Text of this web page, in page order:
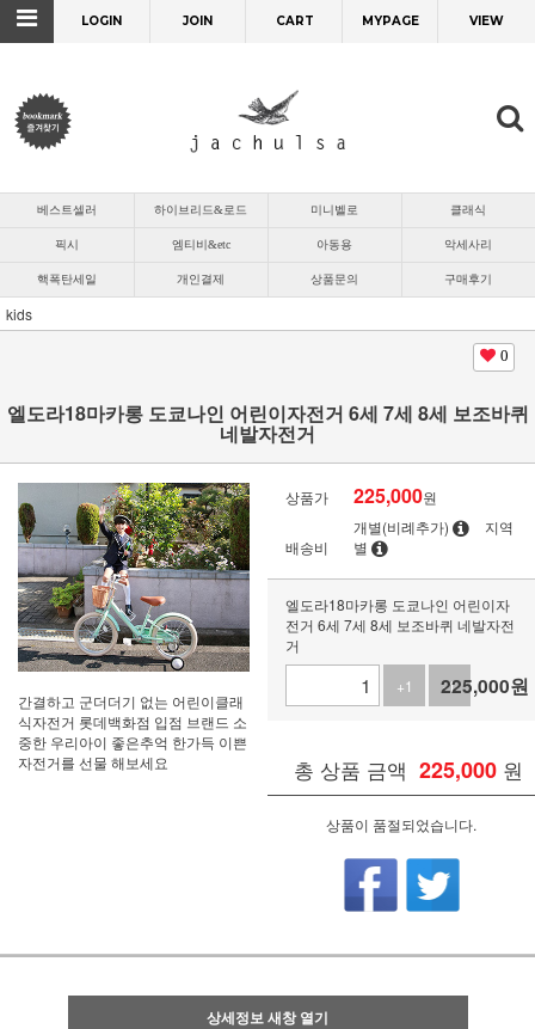
LOGIN JOIN CART MYPAGE VIEW
베스트셀러 하이브리드&로드 미니벨로 클래식
픽시 엠티비&etc 아동용 악세사리
핵폭탄세일 개인결제 상품문의 구매후기
kids
0
엘도라18마카롱 도쿄나인 어린이자전거 6세 7세 8세 보조바퀴
네발자전거
간결하고 군더더기 없는 어린이클래
식자전거 롯데백화점 입점 브랜드 소
중한 우리아이 좋은추억 한가득 이쁜
자전거를 선물 해보세요
상품가 225,000원
배송비
개별(비례추가)
지역
별
엘도라18마카롱 도쿄나인 어린이자
전거 6세 7세 8세 보조바퀴 네발자전
거
+1
-1
225,000원
총 상품 금액 225,000 원
상품이 품절되었습니다.
상세정보 새창 열기